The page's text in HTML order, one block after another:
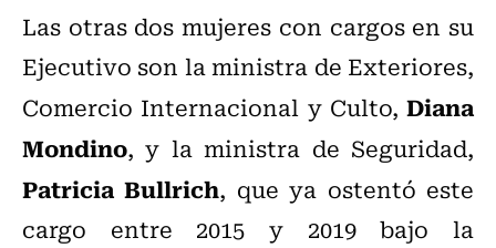
Las otras dos mujeres con cargos en su
Ejecutivo son la ministra de Exteriores,
Comercio Internacional y Culto, Diana
Mondino, y la ministra de Seguridad,
Patricia Bullrich, que ya ostentó este
cargo entre 2015 y 2019 bajo la